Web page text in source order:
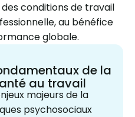
conditions de travail
au bénéfice
globale.
de la
au travail
majeurs de la
psychosociaux